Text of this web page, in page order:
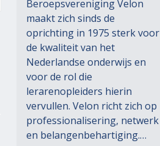
Beroepsvereniging Velon
maakt zich sinds de
oprichting in 1975 sterk voor
de kwaliteit van het
Nederlandse onderwijs en
voor de rol die
lerarenopleiders hierin
vervullen. Velon richt zich op
professionalisering, netwerk
en belangenbehartiging.…